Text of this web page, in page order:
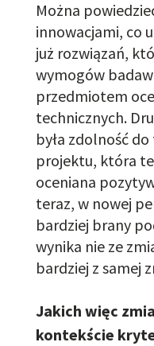
Można
innowacjami, co
już rozwiązań,
wymogów
przedmiotem
technicznych.
była zdolność
projektu, która
oceniana
teraz, w nowej
bardziej brany
wynika nie ze
bardziej z samej
Jakich więc
kontekście